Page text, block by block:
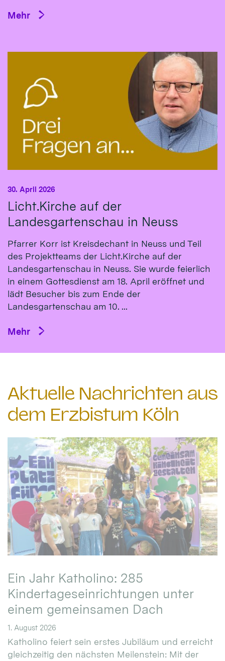
Mehr
Licht.Kirche auf der
Landesgartenschau in Neuss
30. April 2026
Pfarrer Korr ist Kreisdechant in Neuss und Teil
des Projektteams der Licht.Kirche auf der
Landesgartenschau in Neuss. Sie wurde feierlich
in einem Gottesdienst am 18. April eröffnet und
lädt Besucher bis zum Ende der
Landesgartenschau am 10. ...
Mehr
Aktuelle Nachrichten aus
dem Erzbistum Köln
Ein Jahr Katholino: 285
Kindertageseinrichtungen unter
einem gemeinsamen Dach
1. August 2026
Katholino feiert sein erstes Jubiläum und erreicht
gleichzeitig den nächsten Meilenstein: Mit der